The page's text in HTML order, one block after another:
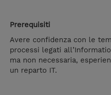
Prerequisiti
Avere confidenza con le
processi legati
ma non necessaria,
un reparto IT.